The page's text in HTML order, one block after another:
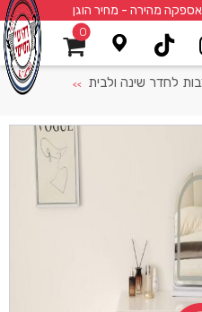
מהירה - מחיר הוגן
0
לחדר שינה ולבית >>